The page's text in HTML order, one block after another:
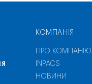
КОМПАНІЯ
ПРО КОМПАНІЮ
INPACS
НОВИНИ